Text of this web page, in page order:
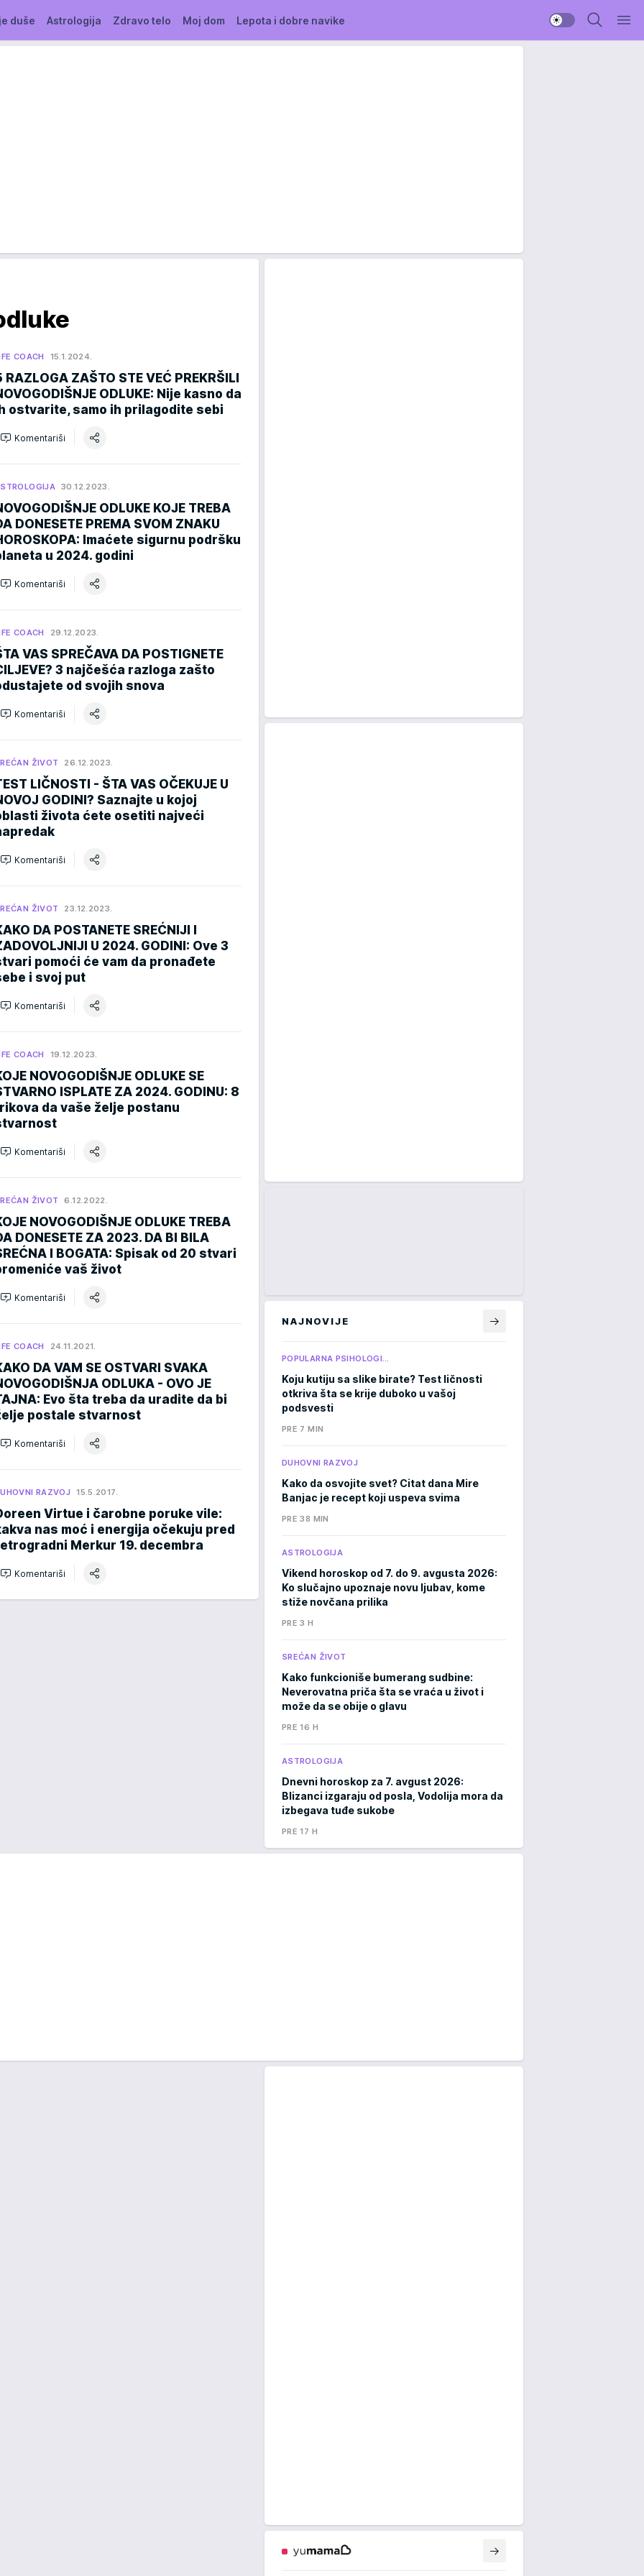
duše Astrologija Zdravo telo Moj dom Lepota i dobre navike
COACH 15.1.2024.
RAZLOGA ZAŠTO STE VEĆ PREKRŠILI
ODLUKE: Nije kasno da
ostvarite, samo ih prilagodite sebi
Komentariši
30.12.2023.
ODLUKE KOJE TREBA
DONESETE PREMA SVOM ZNAKU
Imaćete sigurnu podršku
u 2024. godini
Komentariši
COACH 29.12.2023.
VAS SPREČAVA DA POSTIGNETE
3 najčešća razloga zašto
od svojih snova
Komentariši
ŽIVOT 26.12.2023.
LIČNOSTI - ŠTA VAS OČEKUJE U
GODINI? Saznajte u kojoj
života ćete osetiti najveći
Komentariši
ŽIVOT 23.12.2023.
DA POSTANETE SREĆNIJI I
U 2024. GODINI: Ove 3
pomoći će vam da pronađete
i svoj put
Komentariši
COACH 19.12.2023.
NOVOGODIŠNJE ODLUKE SE
ISPLATE ZA 2024. GODINU: 8
da vaše želje postanu
Komentariši
ŽIVOT 6.12.2022.
NOVOGODIŠNJE ODLUKE TREBA
DONESETE ZA 2023. DA BI BILA
I BOGATA: Spisak od 20 stvari
vaš život
Komentariši
COACH 24.11.2021.
DA VAM SE OSTVARI SVAKA
ODLUKA - OVO JE
Evo šta treba da uradite da bi
postale stvarnost
Komentariši
RAZVOJ 15.5.2017.
Virtue i čarobne poruke vile:
nas moć i energija očekuju pred
Merkur 19. decembra
Komentariši
NAJNOVIJE
POPULARNA PSIHOLOGI…
Koju kutiju sa slike birate? Test ličnosti
otkriva šta se krije duboko u vašoj
podsvesti
PRE 7 MIN
DUHOVNI RAZVOJ
Kako da osvojite svet? Citat dana Mire
Banjac je recept koji uspeva svima
PRE 38 MIN
ASTROLOGIJA
Vikend horoskop od 7. do 9. avgusta 2026:
Ko slučajno upoznaje novu ljubav, kome
stiže novčana prilika
PRE 3 H
SREĆAN ŽIVOT
Kako funkcioniše bumerang sudbine:
Neverovatna priča šta se vraća u život i
može da se obije o glavu
PRE 16 H
ASTROLOGIJA
Dnevni horoskop za 7. avgust 2026:
Blizanci izgaraju od posla, Vodolija mora da
izbegava tuđe sukobe
PRE 17 H